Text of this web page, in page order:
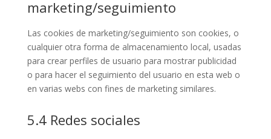
marketing/seguimiento
Las cookies de marketing/seguimiento son cookies, o
cualquier otra forma de almacenamiento local, usadas
para crear perfiles de usuario para mostrar publicidad
o para hacer el seguimiento del usuario en esta web o
en varias webs con fines de marketing similares.
5.4 Redes sociales